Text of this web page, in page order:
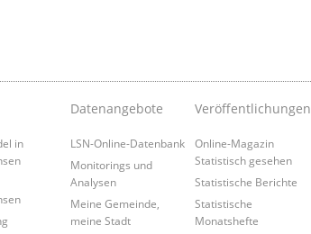
in
Datenangebote
LSN-Online-Datenbank
Monitorings und
Analysen
Meine Gemeinde,
meine Stadt
Veröffentlichungen
Online-Magazin
Statistisch gesehen
Statistische Berichte
Statistische
Monatshefte